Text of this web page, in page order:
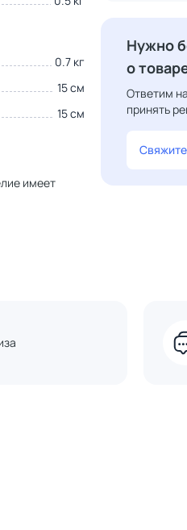
0.7 кг
15 см
15 см
имеет
Нужно
о
Ответим
принять